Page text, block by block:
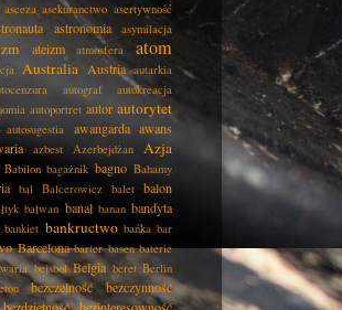
asceza asekuranctwo asertywność
astronomia asymilacja
ateizm atmosfera atom
Australia Austria autarkia
autograf
autokreacja
autoportret autor autorytet
autosugestia awangarda awans
azbest Azerbejdżan
Azja
Babilon bagażnik bagno Bahamy
bal Balcerowicz balet balon
bałwan banał banan bandyta
bankiet bankructwo bańka bar
Barcelona barter basen baterie
bejsbol Belgia beret Berlin
bezczelność bezczynność